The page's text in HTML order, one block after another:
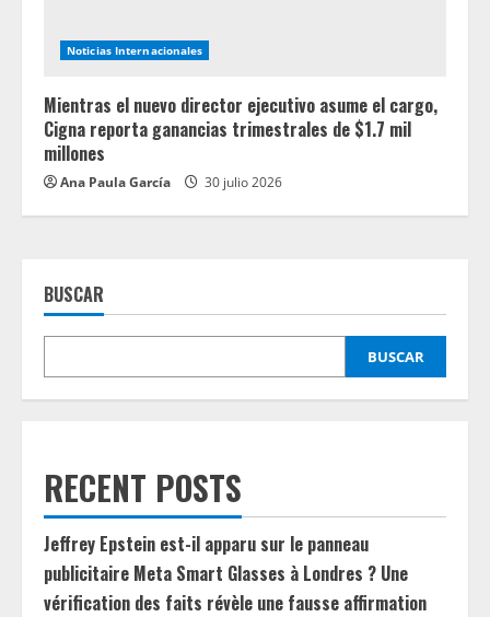
Noticias Internacionales
Mientras el nuevo director ejecutivo asume el cargo,
Cigna reporta ganancias trimestrales de $1.7 mil
millones
Ana Paula García 30 julio 2026
BUSCAR
BUSCAR
RECENT POSTS
Jeffrey Epstein est-il apparu sur le panneau
publicitaire Meta Smart Glasses à Londres ? Une
vérification des faits révèle une fausse affirmation